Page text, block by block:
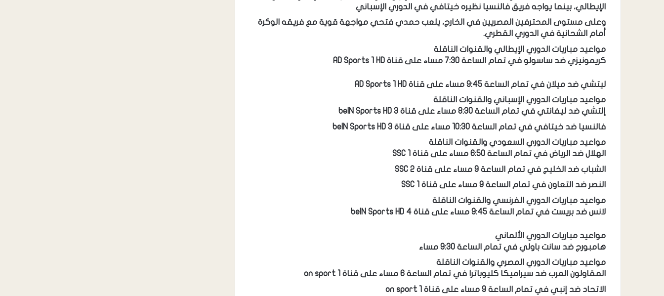
الإيطالي، بينما يواجه فريق فالنسيا نظيره خيتافي في الدوري الإسباني
وعلى مستوى المحترفين المصريين في الخارج، يلعب حمدي فتحي مواجهة قوية مع فريقه الوكرة
أمام الشحانية في الدوري القطري.
مواعيد مباريات الدوري الإيطالي والقنوات الناقلة
كريمونيزي ضد ساسولو في تمام الساعة 7:30 مساء على قناة AD Sports 1 HD
ليتشي ضد ميلان في تمام الساعة 9:45 مساء على قناة AD Sports 1 HD
مواعيد مباريات الدوري الإسباني والقنوات الناقلة
إلتشي ضد ليفانتي في تمام الساعة 8:30 مساء على قناة beIN Sports HD 3
فالنسيا ضد خيتافي في تمام الساعة 10:30 مساء على قناة beIN Sports HD 3
مواعيد مباريات الدوري السعودي والقنوات الناقلة
الهلال ضد الرياض في تمام الساعة 6:50 مساء على قناة SSC 1
الشباب ضد الخليج في تمام الساعة 9 مساء على قناة SSC 2
النصر ضد التعاون في تمام الساعة 9 مساء على قناة SSC 1
مواعيد مباريات الدوري الفرنسي والقنوات الناقلة
لانس ضد بريست في تمام الساعة 9:45 مساء على قناة beIN Sports HD 4
مواعيد مباريات الدوري الألماني
هامبورج ضد سانت باولي في تمام الساعة 9:30 مساء
مواعيد مباريات الدوري المصري والقنوات الناقلة
المقاولون العرب ضد سيراميكا كليوباترا في تمام الساعة 6 مساء على قناة on sport 1
الاتحاد ضد إنبي في تمام الساعة 9 مساء على قناة on sport 1